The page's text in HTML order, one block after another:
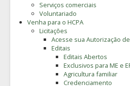
Serviços comerciais
Voluntariado
Venha para o HCPA
Licitações
Acesse sua Autorização
Editais
Editais Abertos
Exclusivos para ME e
Agricultura familiar
Credenciamento